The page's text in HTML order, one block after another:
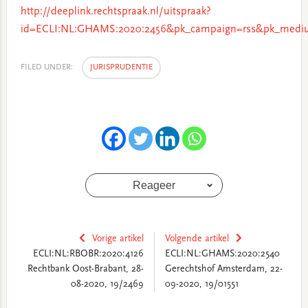
http://deeplink.rechtspraak.nl/uitspraak?
FILED UNDER: JURISPRUDENTIE
Reageer
Vorige artikel
ECLI:NL:RBOBR:2020:4126
Rechtbank Oost-Brabant, 28-
08-2020, 19/2469
Volgende artikel
ECLI:NL:GHAMS:2020:2540
Gerechtshof Amsterdam, 22-
09-2020, 19/01551